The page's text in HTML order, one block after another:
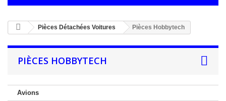
Pièces Détachées Voitures Pièces Hobbytech
PIÈCES HOBBYTECH
Avions